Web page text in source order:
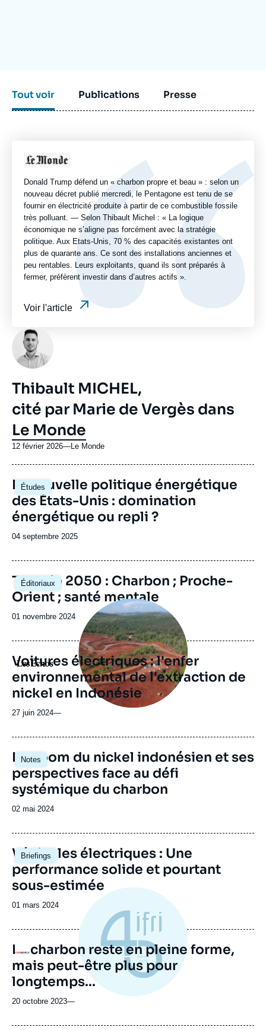
Tout voir Publications Presse
Logo
Donald Trump défend un « charbon propre et beau » : selon un
nouveau décret publié mercredi, le Pentagone est tenu de se
fournir en électricité produite à partir de ce combustible fossile
très polluant. — Selon Thibault Michel : « La logique
économique ne s’aligne pas forcément avec la stratégie
politique. Aux Etats-Unis, 70 % des capacités existantes ont
plus de quarante ans. Ce sont des installations anciennes et
peu rentables. Leurs exploitants, quand ils sont préparés à
fermer, préfèrent investir dans d’autres actifs ».
Voir l'article
Photo
Thibault MICHEL,
cité par Marie de Vergès dans
Le Monde
12 février 2026—Nom
revue
émission
Le Monde
Études
Image
principale
La nouvelle politique énergétique
des États-Unis : domination
énergétique ou repli ?
Date
publication
04 septembre 2025
Éditoriaux
Image
principale
Turquie 2050 : Charbon ; Proche-
Orient ; santé mentale
Date
publication
01 novembre 2024
Logo
Image
principale
médiatique
Voitures électriques : l'enfer
environnemental de l'extraction de
nickel en Indonésie
27 juin 2024—
Notes
Image
principale
Le boom du nickel indonésien et ses
perspectives face au défi
systémique du charbon
Date
publication
02 mai 2024
Briefings
Image
principale
Véhicules électriques : Une
performance solide et pourtant
sous-estimée
Date
publication
01 mars 2024
Logo
Le charbon reste en pleine forme,
mais peut-être plus pour
longtemps...
20 octobre 2023—